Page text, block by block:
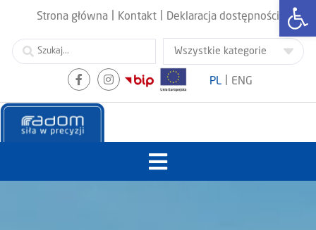
Strona główna Kontakt Deklaracja dostępności
PL ENG